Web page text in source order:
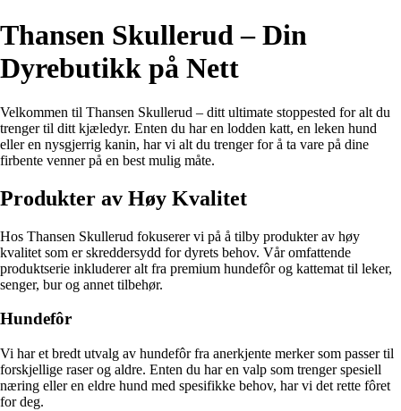
Thansen Skullerud – Din
Dyrebutikk på Nett
Velkommen til Thansen Skullerud – ditt ultimate stoppested for alt du
trenger til ditt kjæledyr. Enten du har en lodden katt, en leken hund
eller en nysgjerrig kanin, har vi alt du trenger for å ta vare på dine
firbente venner på en best mulig måte.
Produkter av Høy Kvalitet
Hos Thansen Skullerud fokuserer vi på å tilby produkter av høy
kvalitet som er skreddersydd for dyrets behov. Vår omfattende
produktserie inkluderer alt fra premium hundefôr og kattemat til leker,
senger, bur og annet tilbehør.
Hundefôr
Vi har et bredt utvalg av hundefôr fra anerkjente merker som passer til
forskjellige raser og aldre. Enten du har en valp som trenger spesiell
næring eller en eldre hund med spesifikke behov, har vi det rette fôret
for deg.